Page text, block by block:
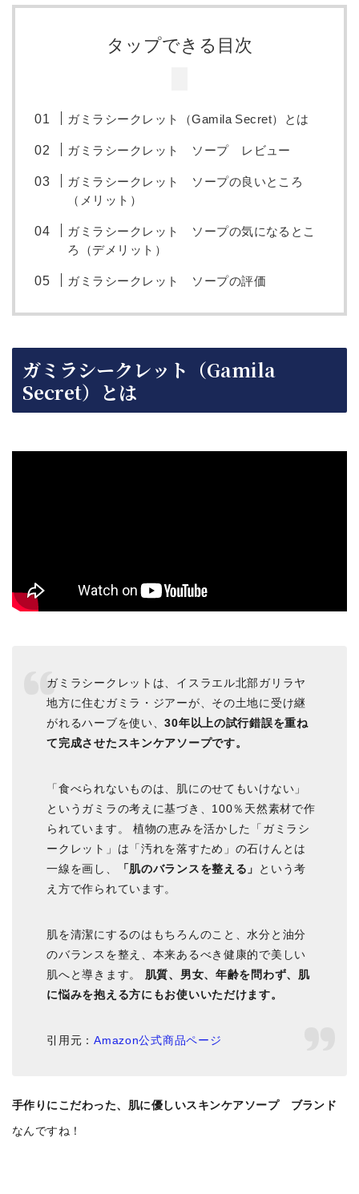
タップできる目次
ガミラシークレット（Gamila Secret）とは
ガミラシークレット ソープ レビュー
ガミラシークレット ソープの良いところ
（メリット）
ガミラシークレット ソープの気になるとこ
ろ（デメリット）
ガミラシークレット ソープの評価
ガミラシークレット（Gamila
Secret）とは
ガミラシークレットは、イスラエル北部ガリラヤ
地方に住むガミラ・ジアーが、その土地に受け継
がれるハーブを使い、30年以上の試行錯誤を重ね
て完成させたスキンケアソープです。
「食べられないものは、肌にのせてもいけない」
というガミラの考えに基づき、100％天然素材で作
られています。 植物の恵みを活かした「ガミラシ
ークレット」は「汚れを落すため」の石けんとは
一線を画し、
「肌のバランスを整える」
という考
え方で作られています。
肌を清潔にするのはもちろんのこと、水分と油分
のバランスを整え、本来あるべき健康的で美しい
肌へと導きます。
肌質、男女、年齢を問わず、肌
に悩みを抱える方にもお使いいただけます。
引用元：Amazon公式商品ページ
手作りにこだわった、肌に優しいスキンケアソープ ブランド
なんですね！